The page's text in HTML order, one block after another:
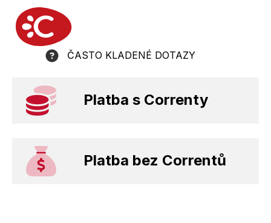
ČASTO KLADENÉ DOTAZY
Platba s Correnty
Platba bez Correntů